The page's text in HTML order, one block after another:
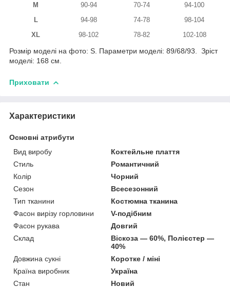
M
90-94 70-74
94-100
L
94-98 74-78
98-104
XL
98-102 78-82 102-108
Розмір моделі на фото: S. Параметри моделі: 89/68/93. Зріст
моделі: 168 см.
Приховати
Характеристики
Основні атрибути
Вид виробу
Коктейльне плаття
Стиль
Романтичний
Колір
Чорний
Сезон
Всесезонний
Тип тканини
Костюмна тканина
Фасон вирізу горловини
V-подібним
Фасон рукава
Довгий
Склад
Віскоза — 60%, Полієстер —
40%
Довжина сукні
Коротке / міні
Країна виробник
Україна
Стан
Новий